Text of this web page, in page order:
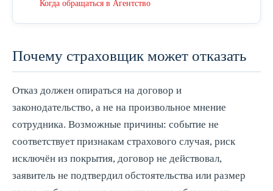
Когда обращаться в Агентство
Почему страховщик может отказать
Отказ должен опираться на договор и
законодательство, а не на произвольное мнение
сотрудника. Возможные причины: событие не
соответствует признакам страхового случая, риск
исключён из покрытия, договор не действовал,
заявитель не подтвердил обстоятельства или размер